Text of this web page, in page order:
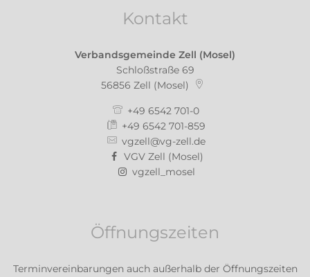
Kontakt
Verbandsgemeinde Zell (Mosel)
Schloßstraße 69
56856 Zell (Mosel)
+49 6542 701-0
+49 6542 701-859
vgzell@vg-zell.de
VGV Zell (Mosel)
vgzell_mosel
Öffnungszeiten
Terminvereinbarungen auch außerhalb der Öffnungszeiten